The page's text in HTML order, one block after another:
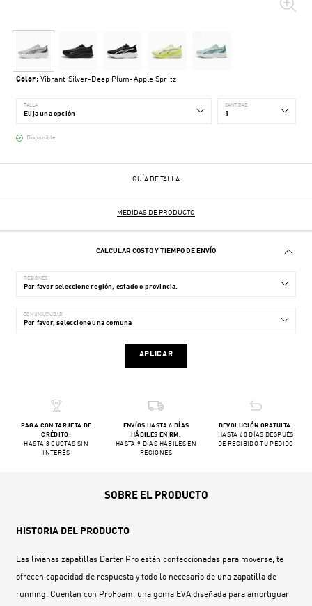
Color: Vibrant Silver-Deep Plum-Apple Spritz
TALLA CANTIDAD
Disponible
GUÍA DE TALLA
MEDIDAS DE PRODUCTO
CALCULAR COSTO Y TIEMPO DE ENVÍO
REGIONES
COMUNA/CIUDAD
APLICAR
PAGA CON TARJETA DE
CRÉDITO:
HASTA 3 CUOTAS SIN
INTERÉS
ENVÍOS HASTA 6 DÍAS
HÁBILES EN RM.
HASTA 9 DÍAS HÁBILES EN
REGIONES
DEVOLUCIÓN GRATUITA.
HASTA 60 DÍAS DESPUÉS
DE RECIBIDO TU PEDIDO
SOBRE EL PRODUCTO
HISTORIA DEL PRODUCTO
Las livianas zapatillas Darter Pro están confeccionadas para moverse, te
ofrecen capacidad de respuesta y todo lo necesario de una zapatilla de
running. Cuentan con ProFoam, una goma EVA diseñada para amortiguar